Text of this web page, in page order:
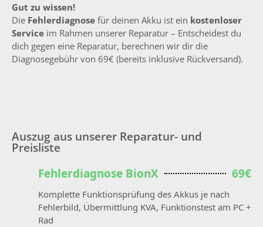
Gut zu wissen!
Die Fehlerdiagnose für deinen Akku ist ein kostenloser
Service im Rahmen unserer Reparatur – Entscheidest du
dich gegen eine Reparatur, berechnen wir dir die
Diagnosegebühr von 69€ (bereits inklusive Rückversand).
Auszug aus unserer Reparatur- und
Preisliste
Fehlerdiagnose BionX
69€
Komplette Funktionsprüfung des Akkus je nach
Fehlerbild, Übermittlung KVA, Funktionstest am PC +
Rad